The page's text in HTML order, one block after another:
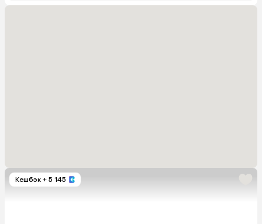
Кешбэк + 5 145